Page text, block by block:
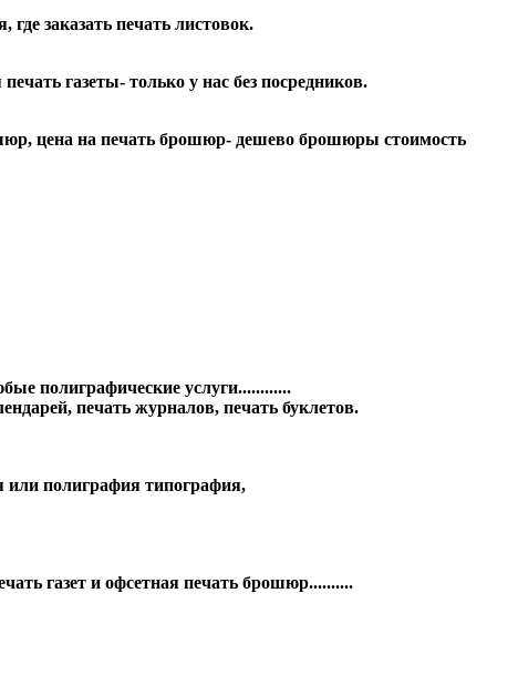
заказать печать листовок.
газеты- только у нас без посредников.
цена на печать брошюр- дешево брошюры стоимость
полиграфические услуги............
печать журналов, печать буклетов.
или полиграфия типография,
газет и офсетная печать брошюр..........